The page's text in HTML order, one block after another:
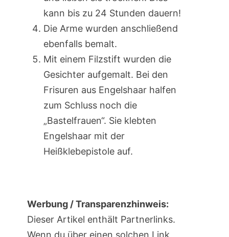
kann bis zu 24 Stunden dauern!
Die Arme wurden anschließend
ebenfalls bemalt.
Mit einem Filzstift wurden die
Gesichter aufgemalt. Bei den
Frisuren aus Engelshaar halfen
zum Schluss noch die
„Bastelfrauen“. Sie klebten
Engelshaar mit der
Heißklebepistole auf.
Werbung / Transparenzhinweis:
Dieser Artikel enthält Partnerlinks.
Wenn du über einen solchen Link